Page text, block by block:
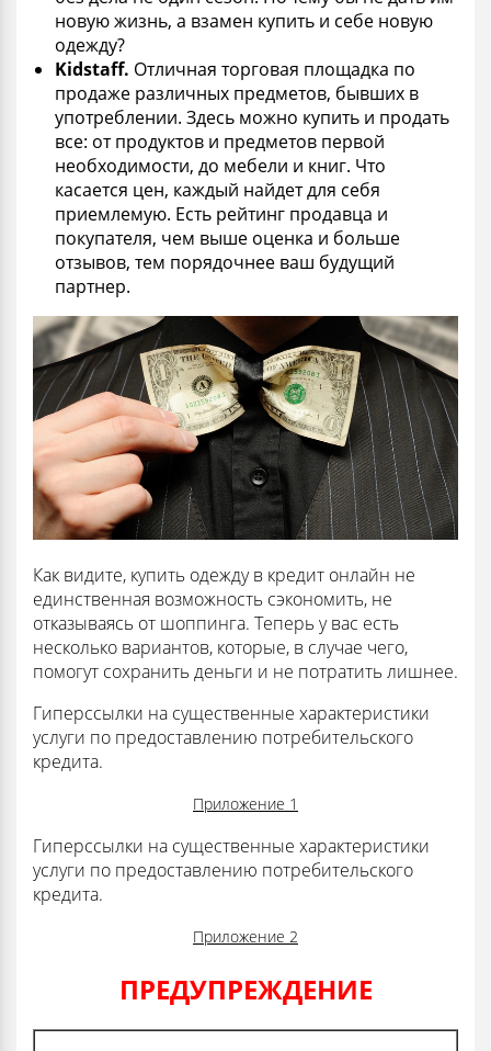
новую жизнь, а взамен купить и себе новую
одежду?
Kidstaff. Отличная торговая площадка по
продаже различных предметов, бывших в
употреблении. Здесь можно купить и продать
все: от продуктов и предметов первой
необходимости, до мебели и книг. Что
касается цен, каждый найдет для себя
приемлемую. Есть рейтинг продавца и
покупателя, чем выше оценка и больше
отзывов, тем порядочнее ваш будущий
партнер.
Как видите, купить одежду в кредит онлайн не
единственная возможность сэкономить, не
отказываясь от шоппинга. Теперь у вас есть
несколько вариантов, которые, в случае чего,
помогут сохранить деньги и не потратить лишнее.
Гиперссылки на существенные характеристики
услуги по предоставлению потребительского
кредита.
Приложение 1
Гиперссылки на существенные характеристики
услуги по предоставлению потребительского
кредита.
Приложение 2
ПРЕДУПРЕЖДЕНИЕ